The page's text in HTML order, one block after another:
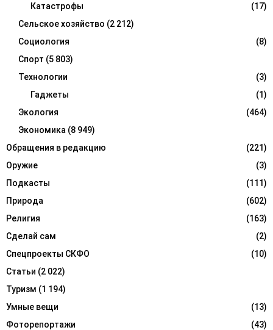
Катастрофы
(17)
Сельское хозяйство (2 212)
Социология
(8)
Спорт (5 803)
Технологии
(3)
Гаджеты
(1)
Экология
(464)
Экономика (8 949)
Обращения в редакцию
(221)
Оружие
(3)
Подкасты
(111)
Природа
(602)
Религия
(163)
Сделай сам
(2)
Спецпроекты СКФО
(10)
Статьи (2 022)
Туризм (1 194)
Умные вещи
(13)
Фоторепортажи
(43)